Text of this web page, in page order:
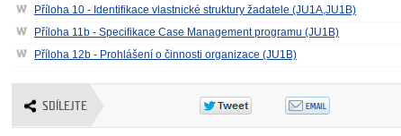
Příloha 10 - Identifikace vlastnické struktury žadatele (JU1A,JU1B)
Příloha 11b - Specifikace Case Management programu (JU1B)
Příloha 12b - Prohlášení o činnosti organizace (JU1B)
SDÍLEJTE